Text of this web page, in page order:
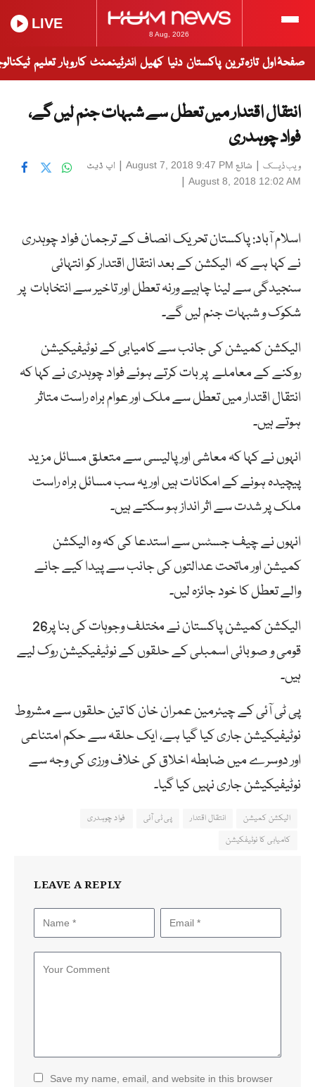
8 Aug, 2026
LIVE
صفحۂ اول تازہ ترین پاکستان دنیا کھیل انٹرٹینمنٹ کاروبار تعلیم
انتقال اقتدار میں تعطل سے شبہات جنم لیں گے،
فواد چوہدری
ویب ڈیسک | شائع August 7, 2018 9:47 PM
| اپ ڈیٹ
August 8, 2018 12:02 AM
|
اسلام آباد: پاکستان تحریک انصاف کے ترجمان فواد چوہدری
نے کہا ہے کہ الیکشن کے بعد انتقال اقتدار کو انتہائی
سنجیدگی سے لینا چاہیے ورنہ تعطل اور تاخیر سے انتخابات پر
شکوک و شبہات جنم لیں گے۔
الیکشن کمیشن کی جانب سے کامیابی کے نوٹیفیکیشن
روکنے کے معاملے پر بات کرتے ہوئے فواد چوہدری نے کہا کہ
انتقال اقتدار میں تعطل سے ملک اور عوام براہ راست متاثر
ہوتے ہیں۔
انہوں نے کہا کہ معاشی اور پالیسی سے متعلق مسائل مزید
پیچیدہ ہونے کے امکانات ہیں اور یہ سب مسائل براہ راست
ملک پر شدت سے اثر انداز ہو سکتے ہیں۔
انہوں نے چیف جسٹس سے استدعا کی کہ وہ الیکشن
کمیشن اور ماتحت عدالتوں کی جانب سے پیدا کیے جانے
والے تعطل کا خود جائزہ لیں۔
الیکشن کمیشن پاکستان نے مختلف وجوہات کی بنا پر26
قومی و صوبائی اسمبلی کے حلقوں کے نوٹیفیکیشن روک لیے
ہیں۔
پی ٹی آئی کے چیئرمین عمران خان کا تین حلقوں سے مشروط
نوٹیفیکیشن جاری کیا گیا ہے، ایک حلقہ سے حکم امتناعی
اور دوسرے میں ضابطہ اخلاق کی خلاف ورزی کی وجہ سے
نوٹیفیکیشن جاری نہیں کیا گیا۔
الیکشن کمیشن انتقال اقتدار پی ٹی آئی
فواد چوہدری
کامیابی کا نوٹیفکیشن
LEAVE A REPLY
Save my name, email, and website in this browser